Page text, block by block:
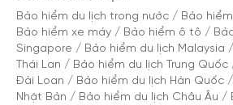
Bảo hiểm du lịch trong nước / Bảo
Bảo hiểm xe máy / Bảo hiểm ô tô /
Singapore / Bảo hiểm du lịch Malaysia /
Thái Lan / Bảo hiểm du lịch Trung Quốc
Đài Loan / Bảo hiểm du lịch Hàn Quốc /
Nhật Bản / Bảo hiểm du lịch Châu Âu /